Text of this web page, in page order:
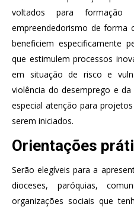
voltados para formação
empreendedorismo de forma
beneficiem especificamente
que estimulem processos
em situação de risco e
violência do desemprego e
especial atenção para
serem iniciados.
Orientações
Serão elegíveis para a
dioceses, paróquias,
organizações sociais que